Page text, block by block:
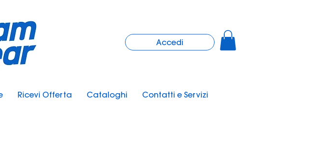
Accedi
Ricevi Offerta Cataloghi Contatti e Servizi